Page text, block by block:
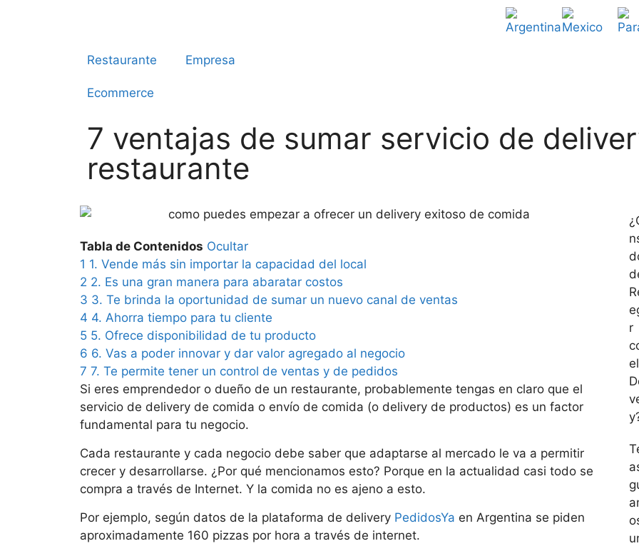
Restaurante Empresa
Ecommerce
7 ventajas de sumar servicio de
restaurante
Tabla de Contenidos Ocultar
1 1. Vende más sin importar la capacidad del local
2 2. Es una gran manera para abaratar costos
3 3. Te brinda la oportunidad de sumar un nuevo canal de ventas
4 4. Ahorra tiempo para tu cliente
5 5. Ofrece disponibilidad de tu producto
6 6. Vas a poder innovar y dar valor agregado al negocio
7 7. Te permite tener un control de ventas y de pedidos
Si eres emprendedor o dueño de un restaurante, probablemente tengas en claro que el
servicio de delivery de comida o envío de comida (o delivery de productos) es un factor
fundamental para tu negocio.
Cada restaurante y cada negocio debe saber que adaptarse al mercado le va a permitir
crecer y desarrollarse. ¿Por qué mencionamos esto? Porque en la actualidad casi todo se
compra a través de Internet. Y la comida no es ajeno a esto.
Por ejemplo, según datos de la plataforma de delivery PedidosYa en Argentina se piden
aproximadamente 160 pizzas por hora a través de internet.
r
el